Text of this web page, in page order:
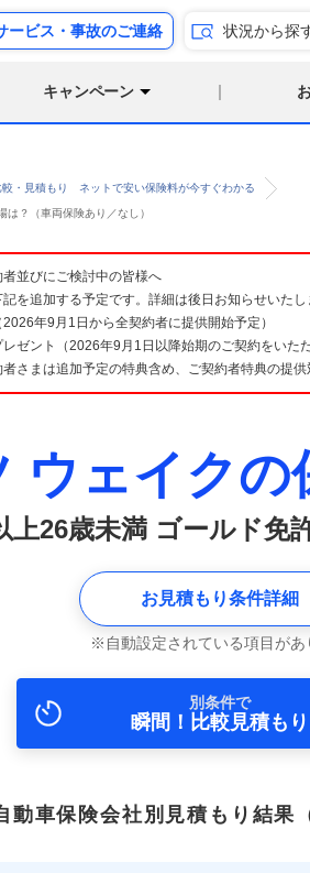
ービス・事故のご連絡 状況から探
キャンペーン
較・見積もり ネットで安い保険料が今すぐわかる
？（車両保険あり／なし）
並びにご検討中の皆様へ
を追加する予定です。詳細は後日お知らせいたし
年9月1日から全契約者に提供開始予定）
ゼント（2026年9月1日以降始期のご契約をいた
さまは追加予定の特典含め、ご契約者特典の提供
ウェイクの
上26歳未満 ゴールド免
お見積もり条件詳細
自動設定されている項目があ
別条件で
瞬間！比較見積もり
動車保険会社別見積もり結果